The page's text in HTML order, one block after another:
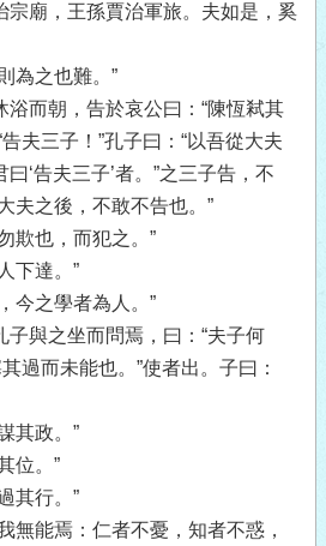
宗廟，王孫賈治軍旅。夫如是，奚
為之也難。”
浴而朝，告於哀公曰：“陳恆弒其
夫三子！”孔子曰：“以吾從大夫
‘告夫三子’者。”之三子告，不
夫之後，不敢不告也。”
欺也，而犯之。”
下達。”
今之學者為人。”
與之坐而問焉，曰：“夫子何
過而未能也。”使者出。子曰：
其政。”
位。”
其行。”
無能焉：仁者不憂，知者不惑，